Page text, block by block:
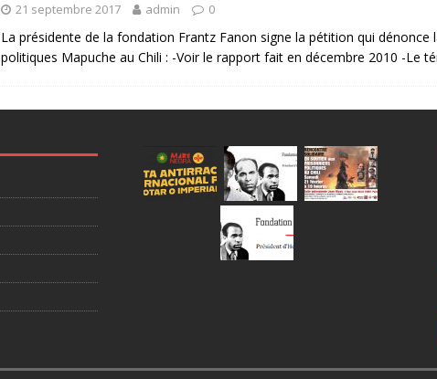
21 septembre 2017 admin 0
La présidente de la fondation Frantz Fanon signe la pétition qui dénonce
politiques Mapuche au Chili : -Voir le rapport fait en décembre 2010 -Le